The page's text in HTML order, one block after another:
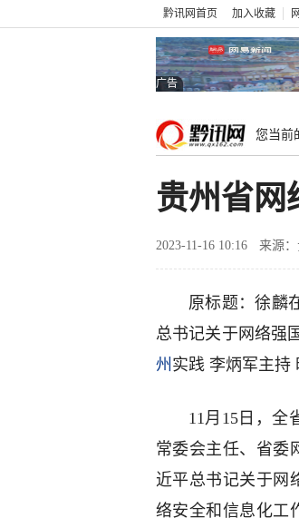
黔讯网首页 加入收藏
广告
您当前
贵州省网
2023-11-16 10:16 来源
原标题：徐麟
总书记关于网络强
州 实践 李炳军主持
11月15日，全
常委会主任、省委
近平总书记关于网
络安全和信息化工